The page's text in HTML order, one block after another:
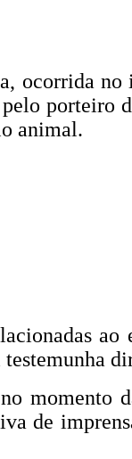
ocorrida
porteiro
animal.
momento
de